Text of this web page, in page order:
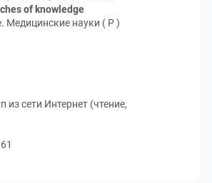
of knowledge
Медицинские науки ( Р )
из сети Интернет (чтение,